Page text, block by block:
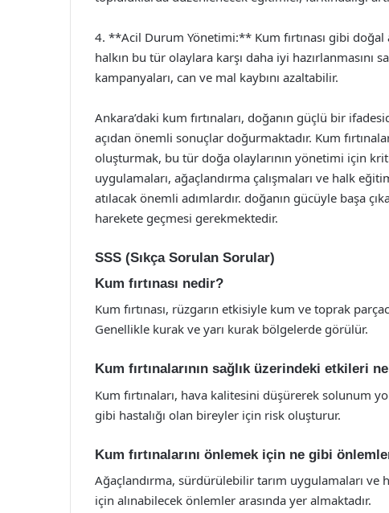
4. **Acil Durum Yönetimi:** Kum fırtınası gibi doğal
halkın bu tür olaylara karşı daha iyi hazırlanmasını
kampanyaları, can ve mal kaybını azaltabilir.
Ankara’daki kum fırtınaları, doğanın güçlü bir
açıdan önemli sonuçlar doğurmaktadır. Kum
oluşturmak, bu tür doğa olaylarının yönetimi için
uygulamaları, ağaçlandırma çalışmaları ve halk
atılacak önemli adımlardır. doğanın gücüyle başa
harekete geçmesi gerekmektedir.
SSS (Sıkça Sorulan Sorular)
Kum fırtınası nedir?
Kum fırtınası, rüzgarın etkisiyle kum ve toprak
Genellikle kurak ve yarı kurak bölgelerde görülür.
Kum fırtınalarının sağlık üzerindeki etkileri
Kum fırtınaları, hava kalitesini düşürerek solunum
gibi hastalığı olan bireyler için risk oluşturur.
Kum fırtınalarını önlemek için ne gibi
Ağaçlandırma, sürdürülebilir tarım uygulamaları ve
için alınabilecek önlemler arasında yer almaktadır.